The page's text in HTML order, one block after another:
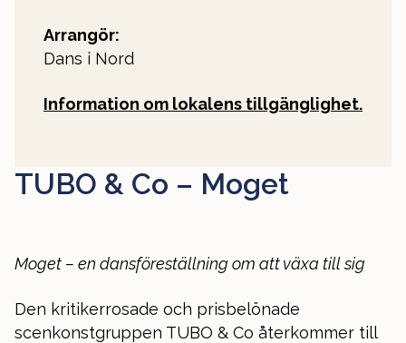
TUBO & Co – Moget
Moget – en dansföreställning om att växa till sig
Den kritikerrosade och prisbelönade
scenkonstgruppen TUBO & Co återkommer till
Arrangör:
Dans i Nord
Information om lokalens tillgänglighet.